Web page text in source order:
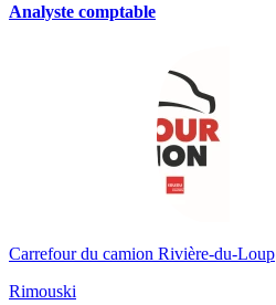
Analyste comptable
Carrefour du camion Rivière-du-Loup
Rimouski